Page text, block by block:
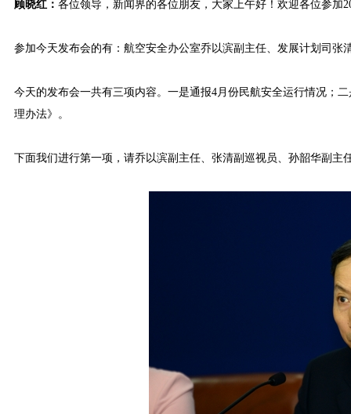
顾晓红： 各位领导，新闻界的各位朋友，大家上午好！欢迎各位参加
参加今天发布会的有：航空安全办公室乔以滨副主任、发展计划司
今天的发布会一共有三项内容。一是通报4月份民航安全运行情况；
理办法》。
下面我们进行第一项，请乔以滨副主任、张清副巡视员、孙韶华副主